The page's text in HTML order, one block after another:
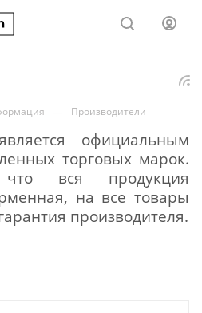
— Производители
официальным
торговых марок.
вся продукция
на все товары
производителя.